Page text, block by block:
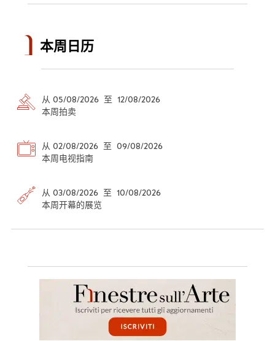
本周日历
从 05/08/2026 至 12/08/2026
本周拍卖
从 02/08/2026 至 09/08/2026
本周电视指南
从 03/08/2026 至 10/08/2026
本周开幕的展览